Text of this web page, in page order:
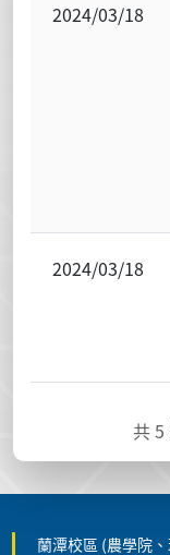
2024/03/18
2024/03/18
共5
蘭潭校區 (農學院